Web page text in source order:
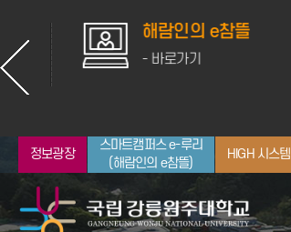
해람인의 e참뜰
- 바로가기
정보광장
스마트캠퍼스 e-루리
(해람인의 e참뜰)
HIGH 시스템